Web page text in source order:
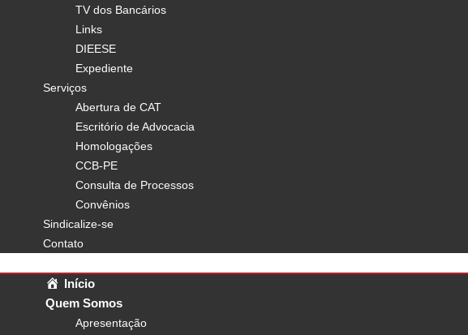
TV dos Bancários
Links
DIEESE
Expediente
Serviços
Abertura de CAT
Escritório de Advocacia
Homologações
CCB-PE
Consulta de Processos
Convênios
Sindicalize-se
Contato
Início
Quem Somos
Apresentação